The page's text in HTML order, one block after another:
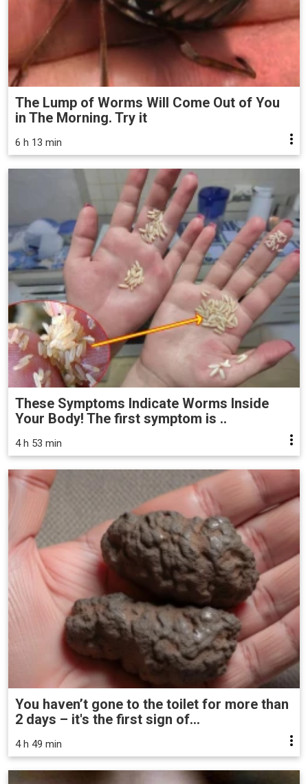
The Lump of Worms Will Come Out of You
in The Morning. Try it
6 h 13 min
These Symptoms Indicate Worms Inside
Your Body! The first symptom is ..
4 h 53 min
You haven’t gone to the toilet for more than
2 days – it's the first sign of...
4 h 49 min